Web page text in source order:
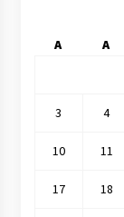
A A
3 4
10 11
17 18